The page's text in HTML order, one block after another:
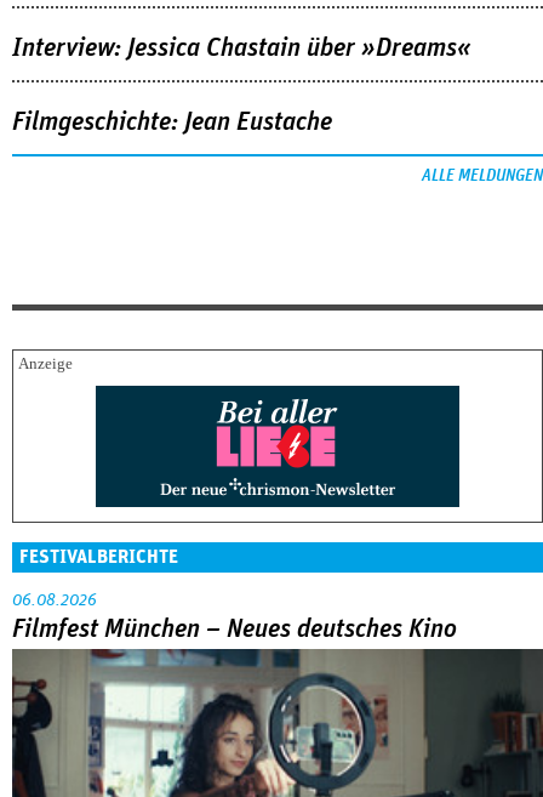
Interview: Jessica Chastain über »Dreams«
Filmgeschichte: Jean Eustache
ALLE MELDUNGEN
FESTIVALBERICHTE
06.08.2026
Filmfest München – Neues deutsches Kino